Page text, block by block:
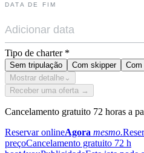
DATA DE FIM
Tipo de charter *
Sem tripulação Com skipper
Com
Mostrar detalhe ⌄
Receber uma oferta →
Cancelamento gratuito 72 horas a
Reservar onlineAgora mesmo.
preçoCancelamento gratuito 72 h